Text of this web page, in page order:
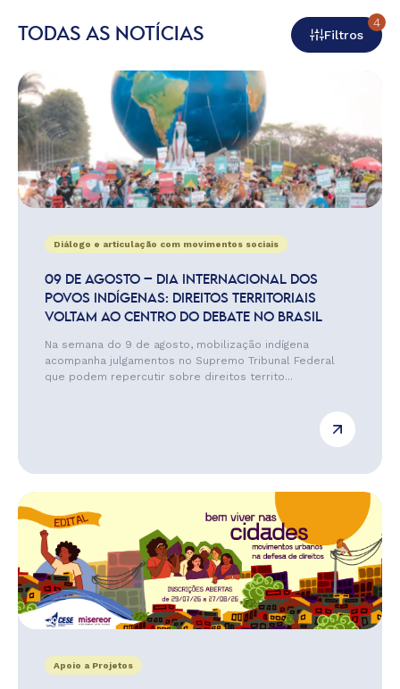
TODAS AS NOTÍCIAS Filtros
4
Diálogo e articulação com movimentos sociais
09 DE AGOSTO – DIA INTERNACIONAL DOS
POVOS INDÍGENAS: DIREITOS TERRITORIAIS
VOLTAM AO CENTRO DO DEBATE NO BRASIL
Na semana do 9 de agosto, mobilização indígena
acompanha julgamentos no Supremo Tribunal Federal
que podem repercutir sobre direitos territo...
Apoio a Projetos